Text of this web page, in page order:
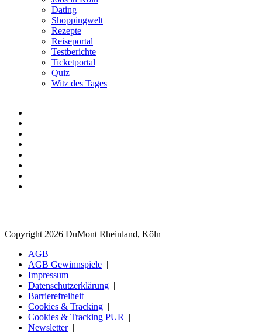
Dating
Shoppingwelt
Rezepte
Reiseportal
Testberichte
Ticketportal
Quiz
Witz des Tages
Copyright 2026 DuMont Rheinland, Köln
AGB
AGB Gewinnspiele
Impressum
Datenschutzerklärung
Barrierefreiheit
Cookies & Tracking
Cookies & Tracking PUR
Newsletter